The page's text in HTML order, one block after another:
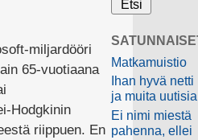
miljardööri
65-vuotiaana
Hodgkinin
riippuen. En
Matkamuistio
Ihan hyvä netti
ja muita uutisia
Ei nimi miestä
pahenna, ellei